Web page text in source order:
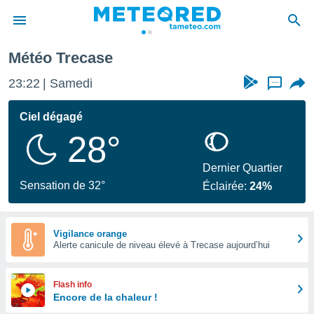
de
Météo Trecase
23:22 Samedi ...
Ciel dégagé
28°
Sensation de 32°
Dernier Quartier
Éclairée:24%
Vigilance orange
Alerte canicule de niveau élevé à Trecase aujourd’hui
Flash info
Encore de la chaleur !